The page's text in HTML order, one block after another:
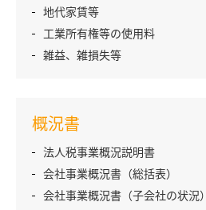
地代家賃等
工業所有権等の使用料
雑益、雑損失等
概況書
法人税事業概況説明書
会社事業概況書（総括表）
会社事業概況書（子会社の状況）